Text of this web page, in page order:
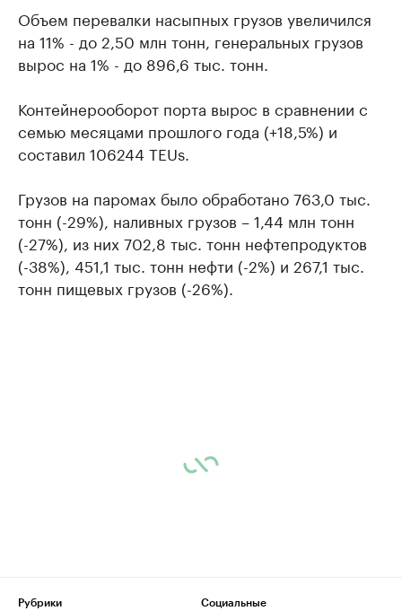
Объем перевалки насыпных грузов увеличился
на 11% - до 2,50 млн тонн, генеральных грузов
вырос на 1% - до 896,6 тыс. тонн.
Контейнерооборот порта вырос в сравнении с
семью месяцами прошлого года (+18,5%) и
составил 106244 TEUs.
Грузов на паромах было обработано 763,0 тыс.
тонн (-29%), наливных грузов – 1,44 млн тонн
(-27%), из них 702,8 тыс. тонн нефтепродуктов
(-38%), 451,1 тыс. тонн нефти (-2%) и 267,1 тыс.
тонн пищевых грузов (-26%).
Рубрики
Социальные